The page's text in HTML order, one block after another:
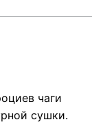
чаги
сушки.